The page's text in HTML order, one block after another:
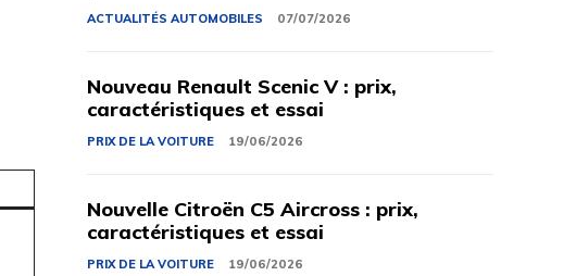
ACTUALITÉS AUTOMOBILES 07/07/2026
Nouveau Renault Scenic V : prix,
caractéristiques et essai
PRIX ​​DE LA VOITURE 19/06/2026
Nouvelle Citroën C5 Aircross : prix,
caractéristiques et essai
PRIX ​​DE LA VOITURE 19/06/2026